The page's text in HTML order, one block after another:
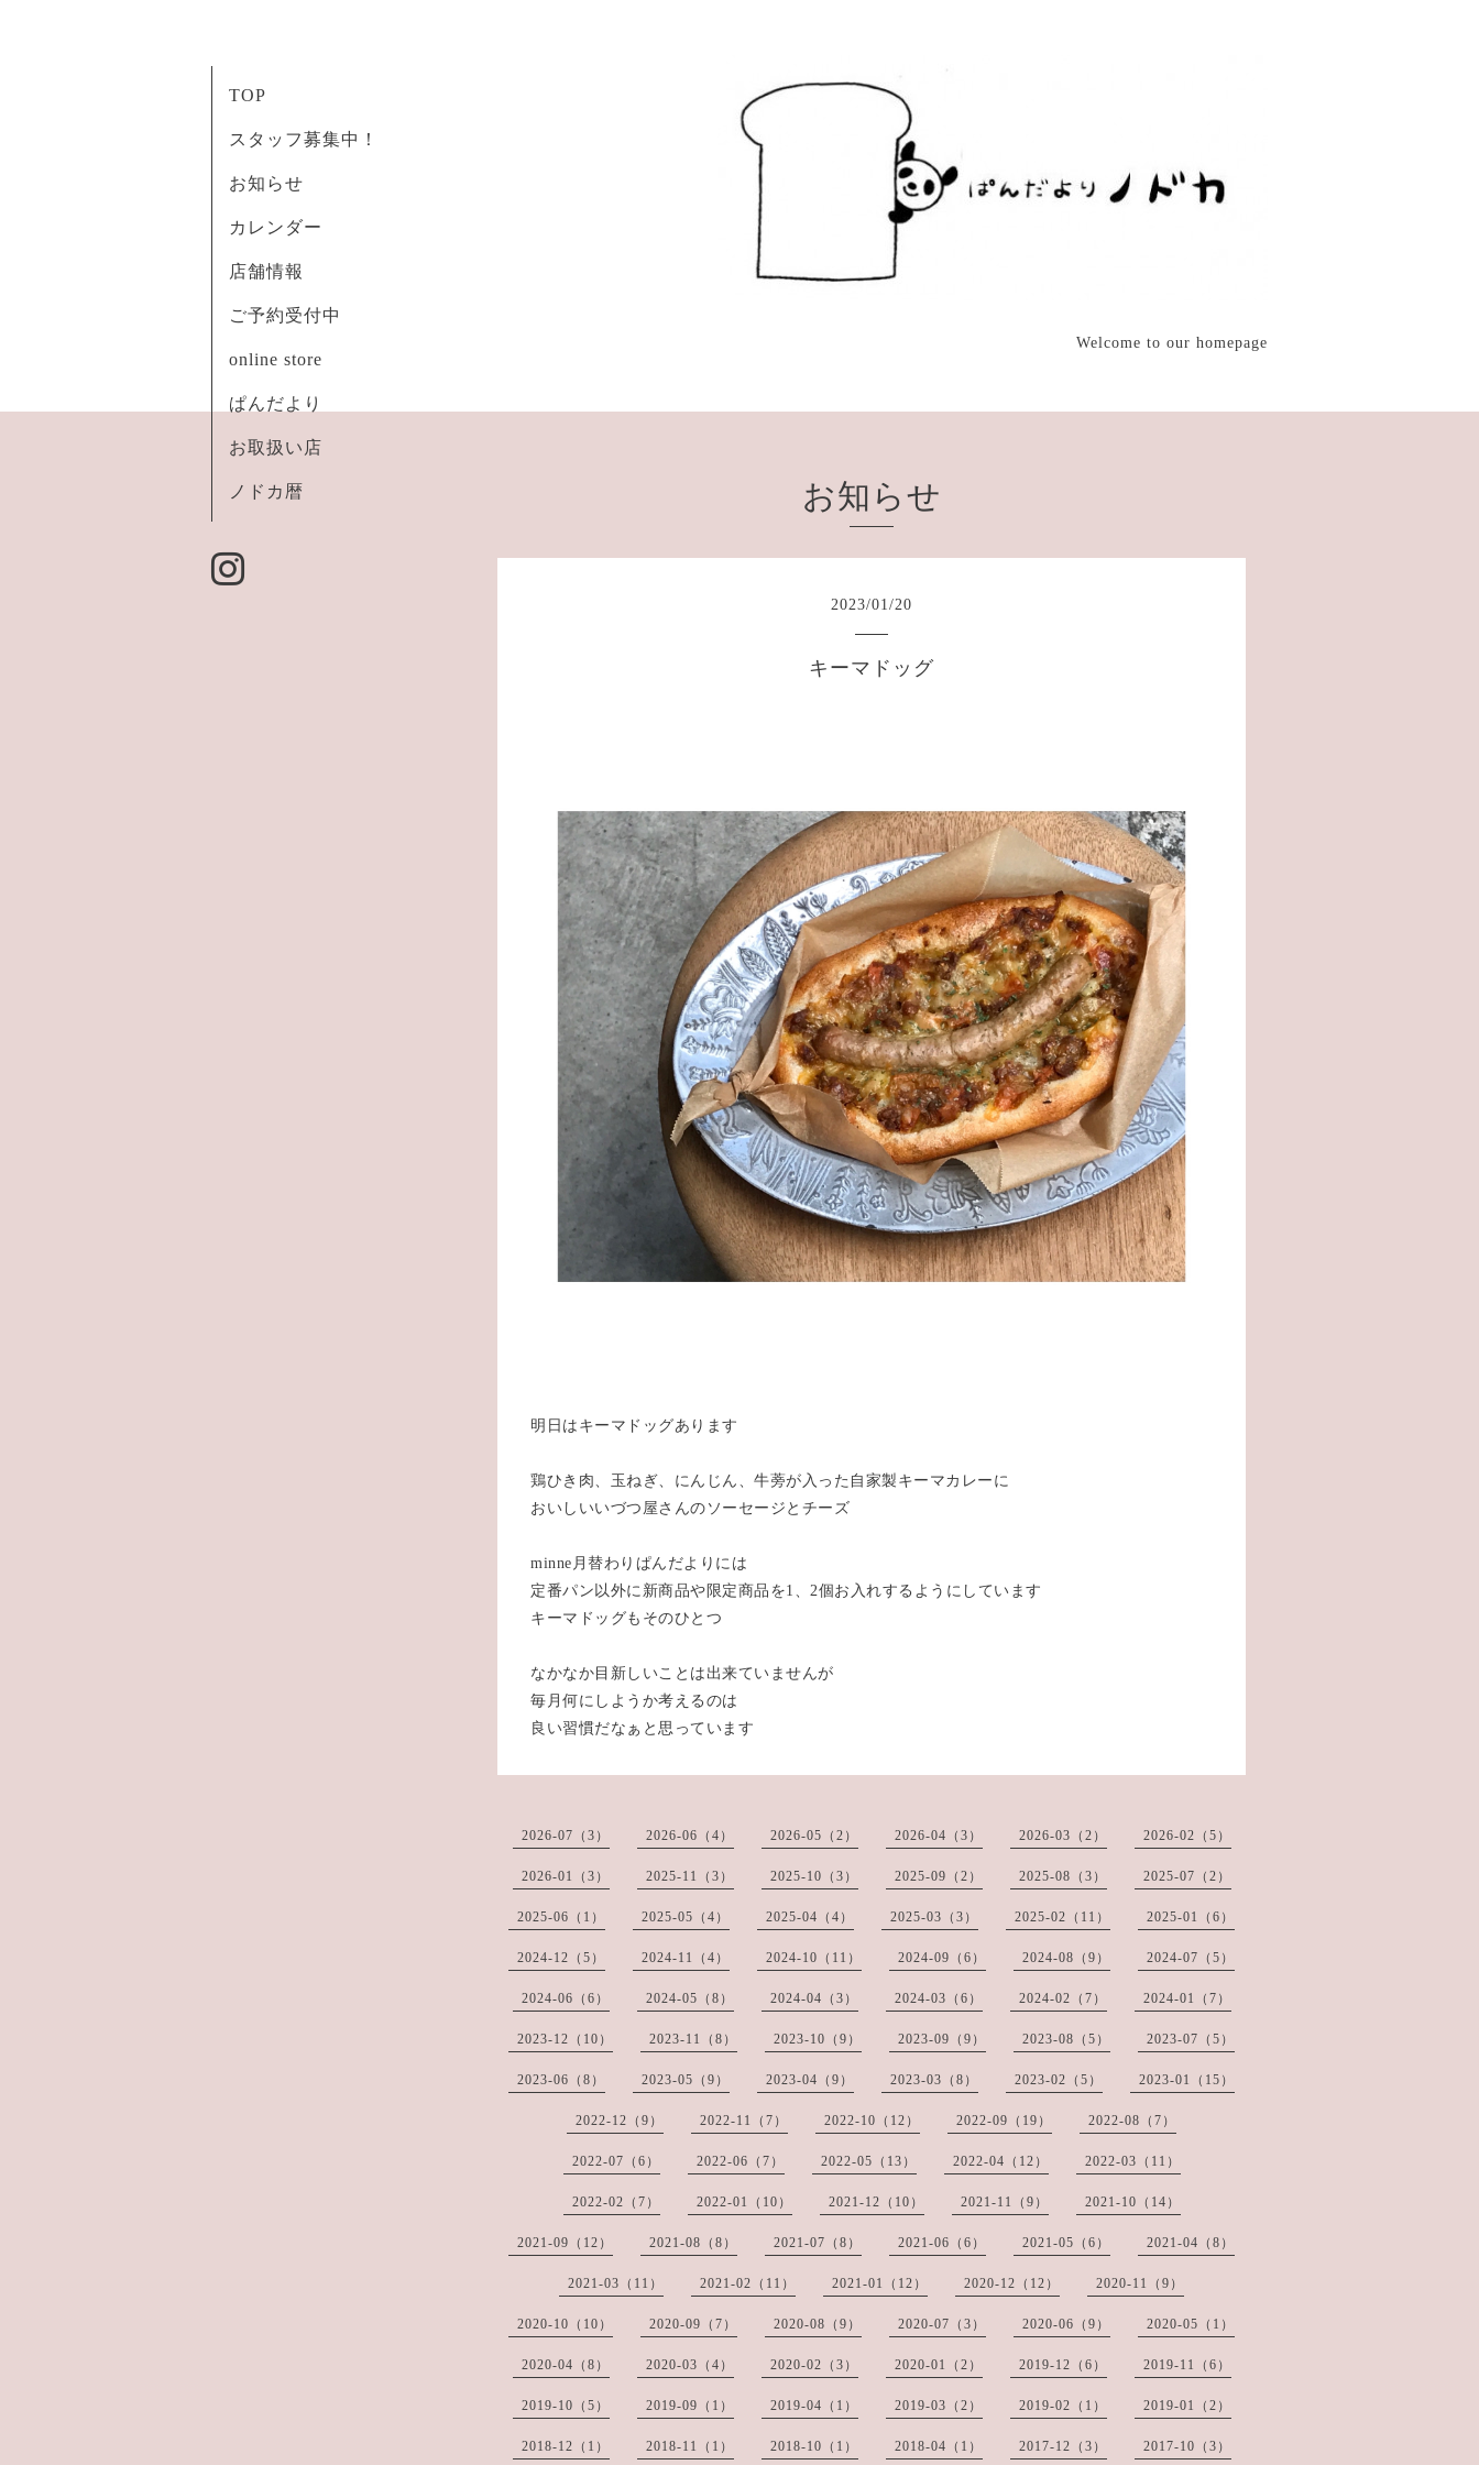
Welcome to our homepage
TOP
スタッフ募集中！
お知らせ
カレンダー
店舗情報
ご予約受付中
online store
ぱんだより
お取扱い店
ノドカ暦 お知らせ
2023/01/20
キーマドッグ
明日はキーマドッグあります
鶏ひき肉、玉ねぎ、にんじん、牛蒡が入った自家製キーマカレーに
おいしいいづつ屋さんのソーセージとチーズ
minne月替わりぱんだよりには
定番パン以外に新商品や限定商品を1、2個お入れするようにしています
キーマドッグもそのひとつ
なかなか目新しいことは出来ていませんが
毎月何にしようか考えるのは
良い習慣だなぁと思っています
2026-07（3） 2026-06（4） 2026-05（2） 2026-04（3） 2026-03（2） 2026-02（5）
2026-01（3） 2025-11（3） 2025-10（3） 2025-09（2） 2025-08（3） 2025-07（2）
2025-06（1） 2025-05（4） 2025-04（4） 2025-03（3） 2025-02（11） 2025-01（6）
2024-12（5） 2024-11（4） 2024-10（11） 2024-09（6） 2024-08（9） 2024-07（5）
2024-06（6） 2024-05（8） 2024-04（3） 2024-03（6） 2024-02（7） 2024-01（7）
2023-12（10） 2023-11（8） 2023-10（9） 2023-09（9） 2023-08（5） 2023-07（5）
2023-06（8） 2023-05（9） 2023-04（9） 2023-03（8） 2023-02（5） 2023-01（15）
2022-12（9） 2022-11（7） 2022-10（12） 2022-09（19） 2022-08（7）
2022-07（6） 2022-06（7） 2022-05（13） 2022-04（12） 2022-03（11）
2022-02（7） 2022-01（10） 2021-12（10） 2021-11（9） 2021-10（14）
2021-09（12） 2021-08（8） 2021-07（8） 2021-06（6） 2021-05（6） 2021-04（8）
2021-03（11） 2021-02（11） 2021-01（12） 2020-12（12） 2020-11（9）
2020-10（10） 2020-09（7） 2020-08（9） 2020-07（3） 2020-06（9） 2020-05（1）
2020-04（8） 2020-03（4） 2020-02（3） 2020-01（2） 2019-12（6） 2019-11（6）
2019-10（5） 2019-09（1） 2019-04（1） 2019-03（2） 2019-02（1） 2019-01（2）
2018-12（1） 2018-11（1） 2018-10（1） 2018-04（1） 2017-12（3） 2017-10（3）